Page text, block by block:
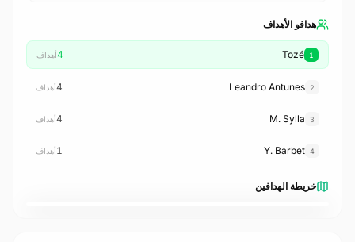
هدافو الأهداف
1
Tozé
4أهداف
2
Leandro Antunes
4أهداف
3
M. Sylla
4أهداف
4
Y. Barbet
1أهداف
خريطة الهدافين